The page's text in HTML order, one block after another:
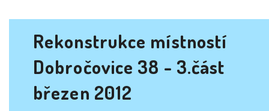
Rekonstrukce místností
Dobročovice 38 - 3.část
březen 2012